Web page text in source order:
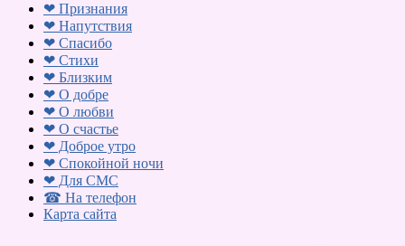
❤ Признания
❤ Напутствия
❤ Спасибо
❤ Стихи
❤ Близким
❤ О добре
❤ О любви
❤ О счастье
❤ Доброе утро
❤ Спокойной ночи
❤ Для СМС
☎ На телефон
Карта сайта